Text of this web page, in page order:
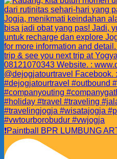
❗️Paintball BPR LUMBUNG